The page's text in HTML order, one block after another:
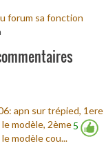
forum sa fonction
5
apn sur trépied, 1ere
modèle, 2ème
modèle cou...